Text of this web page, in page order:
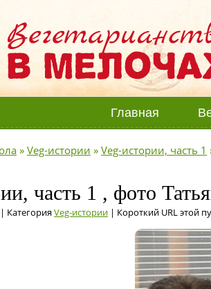
Главная
» Veg-истории » Veg-истории, часть 1
часть 1 , фото
Veg-истории | Короткий URL этой